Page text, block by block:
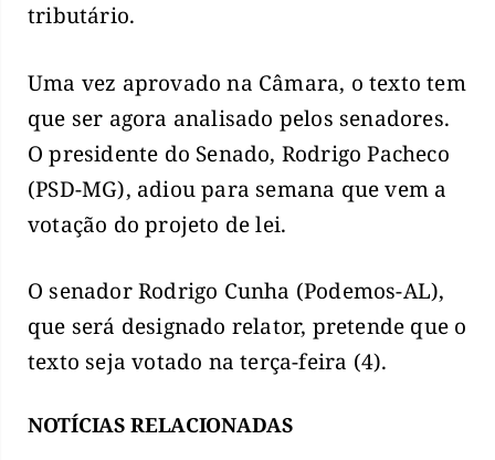
tributário.
Uma vez aprovado na Câmara, o texto tem
que ser agora analisado pelos senadores.
O presidente do Senado, Rodrigo Pacheco
(PSD-MG), adiou para semana que vem a
votação do projeto de lei.
O senador Rodrigo Cunha (Podemos-AL),
que será designado relator, pretende que o
texto seja votado na terça-feira (4).
NOTÍCIAS RELACIONADAS